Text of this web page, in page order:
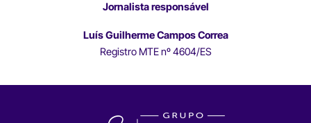
Jornalista responsável
Luís Guilherme Campos Correa
Registro MTE nº 4604/ES